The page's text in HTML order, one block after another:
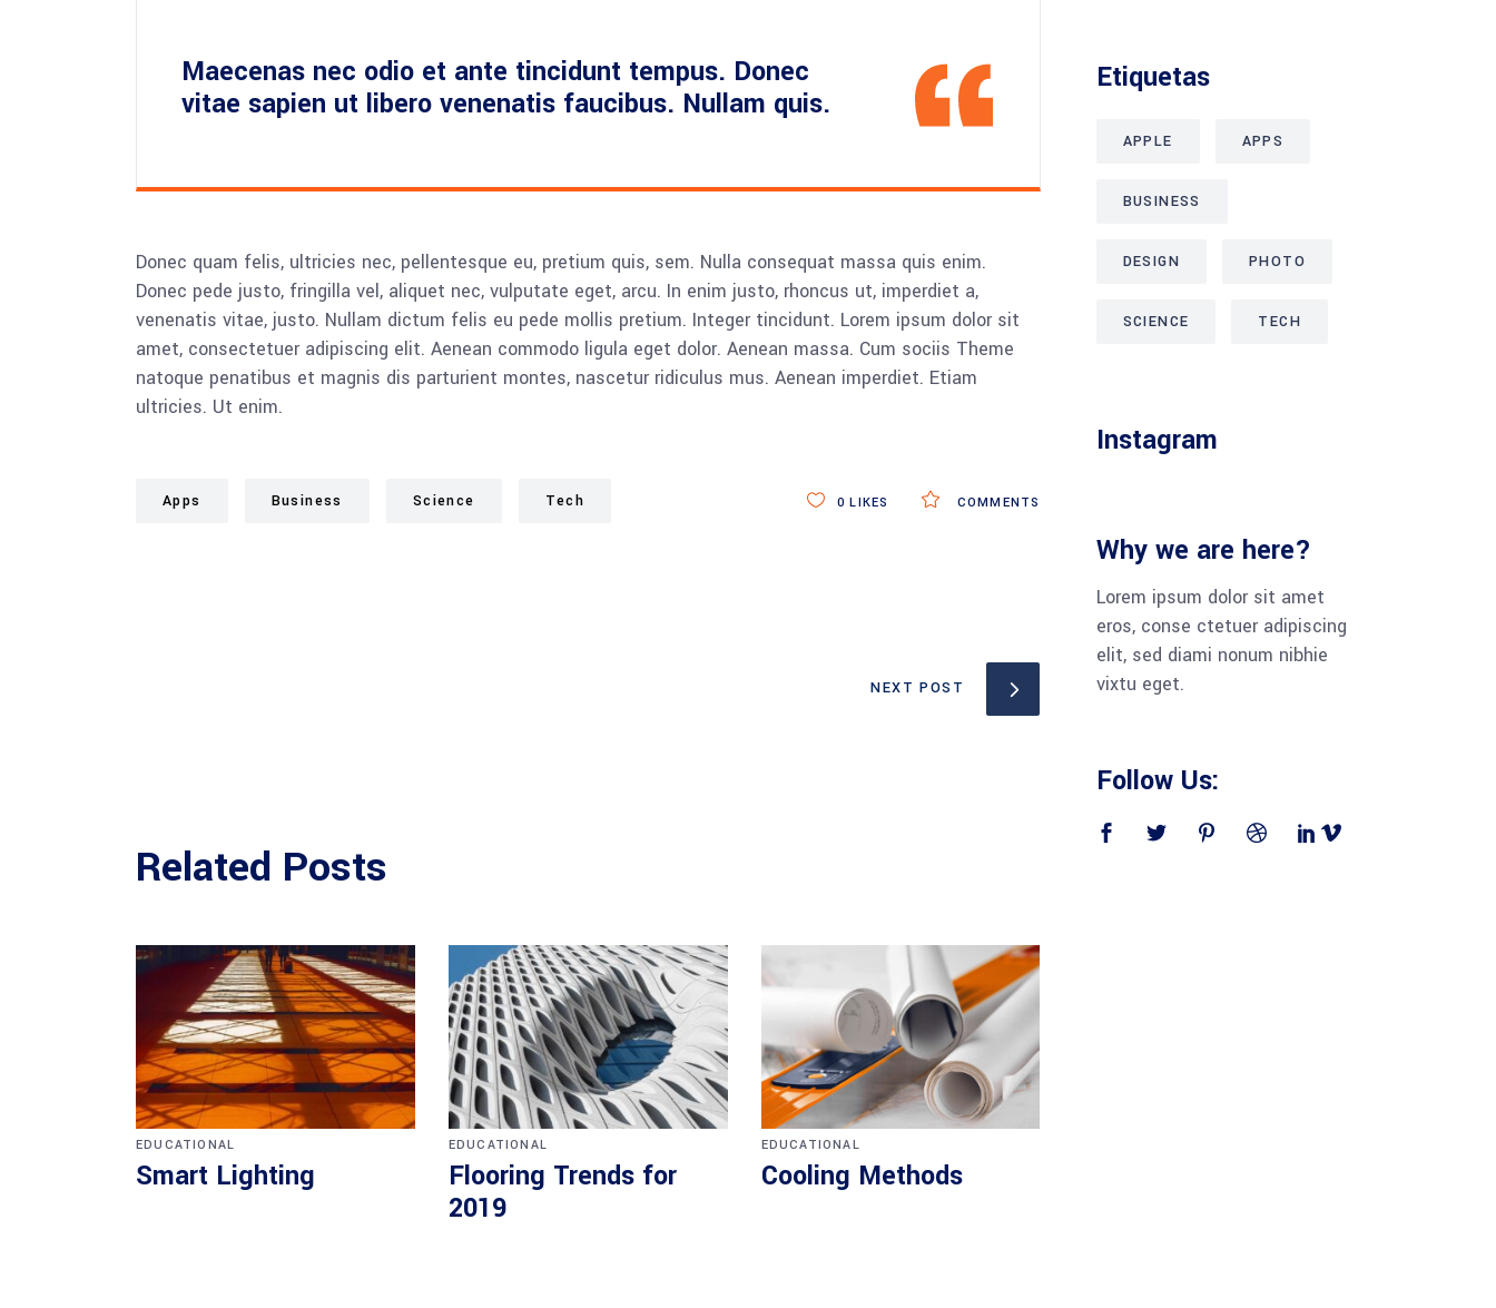
Maecenas nec odio et ante tincidunt tempus. Donec
vitae sapien ut libero venenatis faucibus. Nullam quis.
Donec quam felis, ultricies nec, pellentesque eu, pretium quis, sem. Nulla consequat massa quis enim.
Donec pede justo, fringilla vel, aliquet nec, vulputate eget, arcu. In enim justo, rhoncus ut, imperdiet a,
venenatis vitae, justo. Nullam dictum felis eu pede mollis pretium. Integer tincidunt. Lorem ipsum dolor sit
amet, consectetuer adipiscing elit. Aenean commodo ligula eget dolor. Aenean massa. Cum sociis Theme
natoque penatibus et magnis dis parturient montes, nascetur ridiculus mus. Aenean imperdiet. Etiam
ultricies. Ut enim.
Apps Business Science Tech COMMENTS
0 LIKES
NEXT POST
Related Posts
EDUCATIONAL
Smart Lighting
EDUCATIONAL
Flooring Trends for
2019
EDUCATIONAL
Cooling Methods
Etiquetas
APPLE APPS
BUSINESS
DESIGN PHOTO
SCIENCE TECH
Instagram
Why we are here?
Lorem ipsum dolor sit amet
eros, conse ctetuer adipiscing
elit, sed diami nonum nibhie
vixtu eget.
Follow Us: